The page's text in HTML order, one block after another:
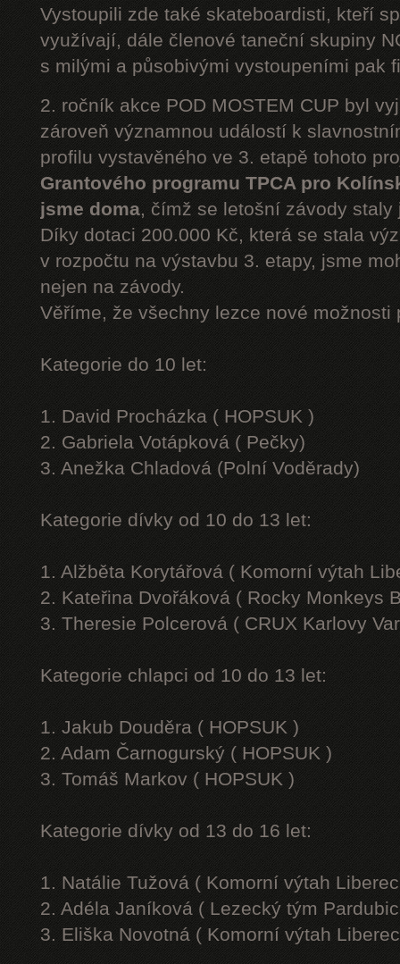
Vystoupili zde také skateboardisti, kteří
využívají, dále členové taneční skupiny
s milými a působivými vystoupeními pak
2. ročník akce POD MOSTEM CUP byl
zároveň významnou událostí k
profilu vystavěného ve 3. etapě tohoto
Grantového programu TPCA pro
jsme doma, čímž se letošní závody
Díky dotaci 200.000 Kč, která se stala
v rozpočtu na výstavbu 3. etapy, jsme
nejen na závody.
Věříme, že všechny lezce nové možnosti
Kategorie do 10 let:
1. David Procházka ( HOPSUK )
2. Gabriela Votápková ( Pečky)
3. Anežka Chladová (Polní Voděrady)
Kategorie dívky od 10 do 13 let:
1. Alžběta Korytářová ( Komorní výtah
2. Kateřina Dvořáková ( Rocky Monkeys
3. Theresie Polcerová ( CRUX Karlovy
Kategorie chlapci od 10 do 13 let:
1. Jakub Douděra ( HOPSUK )
2. Adam Čarnogurský ( HOPSUK )
3. Tomáš Markov ( HOPSUK )
Kategorie dívky od 13 do 16 let:
1. Natálie Tužová ( Komorní výtah
2. Adéla Janíková ( Lezecký tým
3. Eliška Novotná ( Komorní výtah